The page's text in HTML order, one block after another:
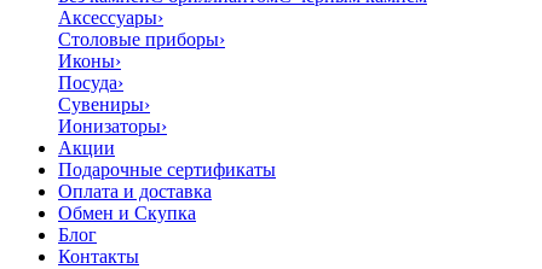
Аксессуары›
Столовые приборы›
Иконы›
Посуда›
Сувениры›
Ионизаторы›
Акции
Подарочные сертификаты
Оплата и доставка
Обмен и Скупка
Блог
Контакты